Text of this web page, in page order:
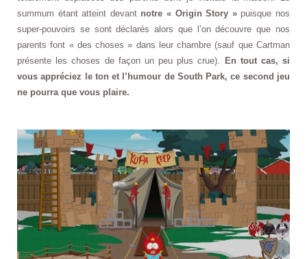
summum étant atteint devant notre « Origin Story »puisque nos
super-pouvoirs se sont déclarés alors que l’on découvre que nos
parents font « des choses » dans leur chambre (sauf que Cartman
présente les choses de façon un peu plus crue). En tout cas, si
vous appréciez le ton et l’humour de South Park, ce second jeu
ne pourra que vous plaire.